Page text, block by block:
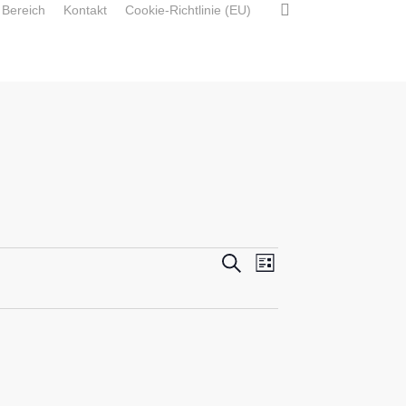
Kontakt Cookie-Richtlinie (EU)
Suche
SucheVeranstaltung
Liste